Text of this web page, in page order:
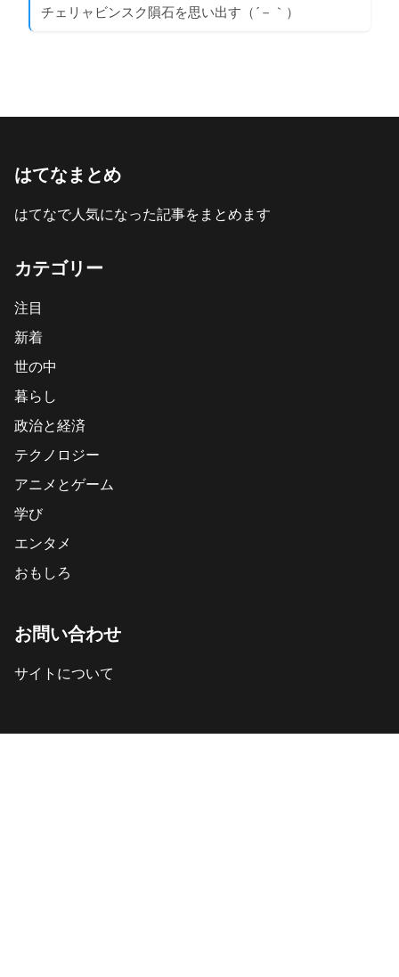
チェリャビンスク隕石を思い出す（´－｀）
はてなまとめ
はてなで人気になった記事をまとめます
カテゴリー
注目
新着
世の中
暮らし
政治と経済
テクノロジー
アニメとゲーム
学び
エンタメ
おもしろ
お問い合わせ
サイトについて